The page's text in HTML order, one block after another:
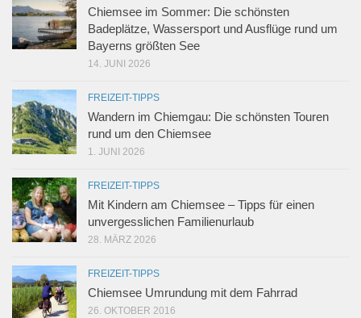
Chiemsee im Sommer: Die schönsten
Badeplätze, Wassersport und Ausflüge rund um
Bayerns größten See
14. JUNI 2026
FREIZEIT-TIPPS
Wandern im Chiemgau: Die schönsten Touren
rund um den Chiemsee
1. JUNI 2026
FREIZEIT-TIPPS
Mit Kindern am Chiemsee – Tipps für einen
unvergesslichen Familienurlaub
28. MÄRZ 2026
FREIZEIT-TIPPS
Chiemsee Umrundung mit dem Fahrrad
26. OKTOBER 2016